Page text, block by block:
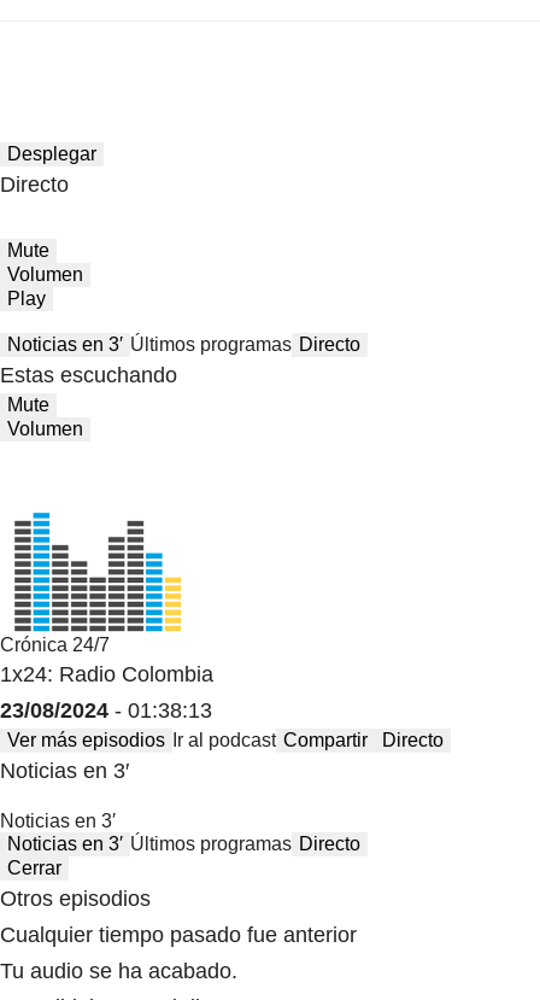
Desplegar
Directo
Mute
Volumen
Play
Noticias en 3′ Últimos programas Directo
Estas escuchando
Mute
Volumen
Crónica 24/7
1x24: Radio Colombia
23/08/2024 - 01:38:13
Ver más episodios Ir al podcast Compartir Directo
Noticias en 3′
Noticias en 3′
Noticias en 3′ Últimos programas Directo
Cerrar
Otros episodios
Cualquier tiempo pasado fue anterior
Tu audio se ha acabado.